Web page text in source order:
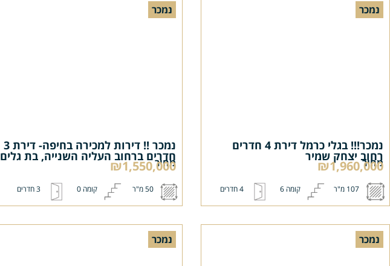
נמכר
נמכר!!! בגלי כרמל דירת 4 חדרים
רחוב יצחק שמיר
מחיר
₪1,960,000
107 מ"ר קומה 6 4 חדרים
נמכר
נמכר !! דירות למכירה בחיפה- דירת 3
חדרים ברחוב העליה השנייה, בת גלים
מחיר
₪1,550,000
50 מ"ר קומה 0 3 חדרים
נמכר נמכר